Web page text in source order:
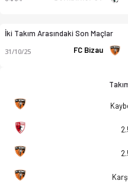
İki Takım Arasındaki Son Maçlar
31/10/25 FC Bizau